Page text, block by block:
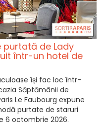
purtată de Lady
într-un hotel de
își fac loc într-
Săptămânii de
Le Faubourg expune
purtate de staruri
6 octombrie 2026.